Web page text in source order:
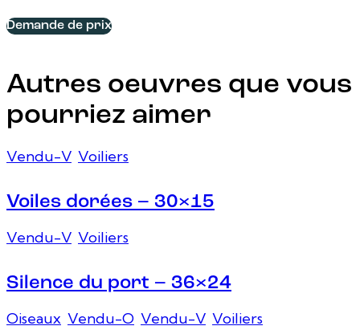
Demande de prix
Autres oeuvres que vous
pourriez aimer
Vendu-V Voiliers
Voiles dorées – 30×15
Vendu-V Voiliers
Silence du port – 36×24
Oiseaux Vendu-O Vendu-V Voiliers